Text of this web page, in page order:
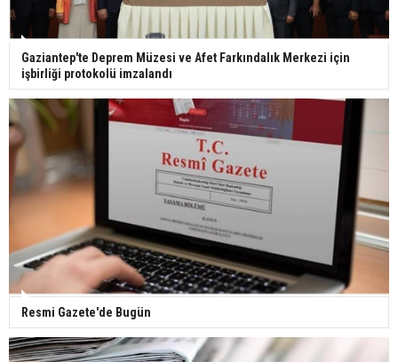
Ünlü türkücü Mahmut Tuncer estetik operasyon
geçirdi: Son hali gündem oldu
Yerli turist 229,7 milyar lira seyahat harcaması
yaptı
Gazze'deki Sağlık Bakanlığı duyurdu: Vahşetin
pençesinde 2 salgın vaka tespit edildi
Gaziantep'te Deprem Müzesi ve Afet Farkındalık Merkezi için
işbirliği protokolü imzalandı
Resmi Gazete'de Bugün